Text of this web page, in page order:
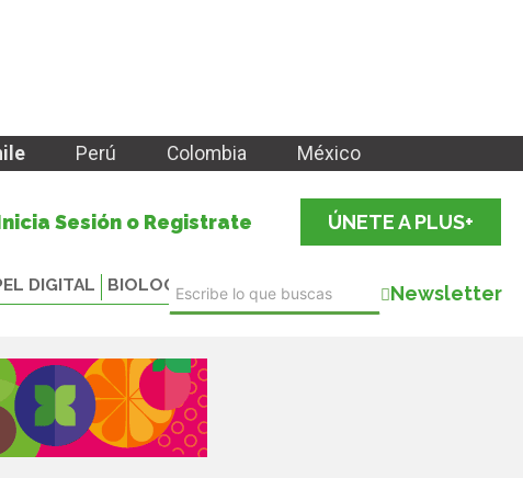
Perú Colombia México
Sesión o Registrate ÚNETE A PLUS+
DIGITAL BIOLOGICALS Newsletter